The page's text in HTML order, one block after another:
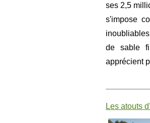
ses 2,5
s'impose
de sable
apprécient
Les atouts